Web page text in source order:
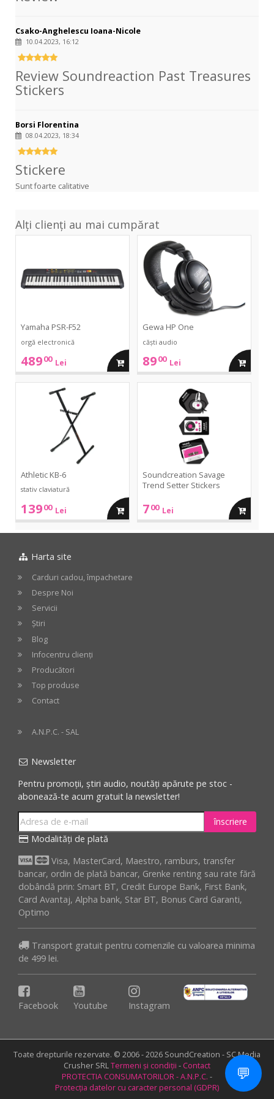
Csako-Anghelescu Ioana-Nicole
10.04.2023, 16:12
Review Soundreaction Past Treasures
Stickers
Borsi Florentina
08.04.2023, 18:34
Stickere
Sunt foarte calitative
Alți clienți au mai cumpărat
Yamaha PSR-F52
orgă electronică
48900 Lei adauga
One
Gewa HP One
căști audio
8900 Lei adauga
Athletic KB-6
stativ claviatură
13900 Lei adauga
in
Soundcreation Savage
Trend Setter Stickers
700 Lei adauga
in
Harta site
Carduri cadou, împachetare
Despre Noi
Servicii
Știri
Blog
Infocentru clienți
Producători
Top produse
Contact
A.N.P.C. - SAL
Newsletter
Pentru promoții, știri audio, noutăți apărute pe stoc -
abonează-te acum gratuit la newsletter!
înscriere
Modalități de plată
Visa, MasterCard, Maestro, ramburs, transfer
bancar, ordin de plată bancar, Grenke renting sau rate fără
dobândă prin: Smart BT, Credit Europe Bank, First Bank,
Card Avantaj, Alpha bank, Star BT, Bonus Card Garanti,
Optimo
Transport gratuit pentru comenzile cu valoarea minima
de 499 lei.
Facebook Youtube Instagram
Toate drepturile rezervate. © 2006 - 2026 SoundCreation - SC Media
Crusher SRLTermeni și condiții - Contact
PROTECTIA CONSUMATORILOR - A.N.P.C. -
Protecția datelor cu caracter personal (GDPR)
💬